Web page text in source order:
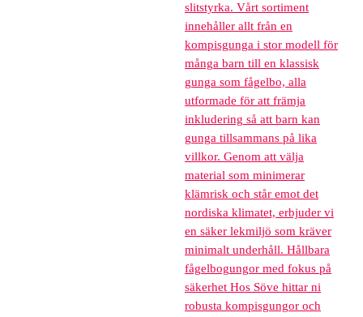
slitstyrka. Vårt sortiment
innehåller allt från en
kompisgunga i stor modell för
många barn till en klassisk
gunga som fågelbo, alla
utformade för att främja
inkludering så att barn kan
gunga tillsammans på lika
villkor. Genom att välja
material som minimerar
klämrisk och står emot det
nordiska klimatet, erbjuder vi
en säker lekmiljö som kräver
minimalt underhåll. Hållbara
fågelbogungor med fokus på
säkerhet Hos Söve hittar ni
robusta kompisgungor och